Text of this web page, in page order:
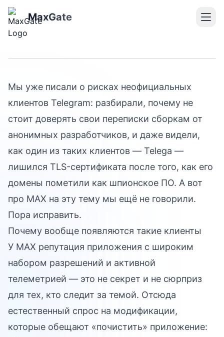
MaxGate
Опасны ли сторонние
клиенты MAX?
Мы уже писали о рисках неофициальных
клиентов Telegram: разбирали, почему не
стоит доверять свои переписки сборкам от
анонимных разработчиков, и даже видели,
как один из таких клиентов — Telega —
лишился TLS-сертификата после того, как его
домены пометили как шпионское ПО. А вот
про MAX на эту тему мы ещё не говорили.
Пора исправить.
Почему вообще появляются такие клиенты
У MAX репутация приложения с широким
набором разрешений и активной
телеметрией — это не секрет и не сюрприз
для тех, кто следит за темой. Отсюда
естественный спрос на модификации,
которые обещают «почистить» приложение: